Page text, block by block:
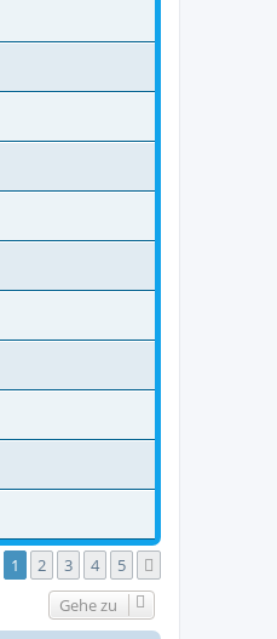
1 2 3 4 5
Gehe zu